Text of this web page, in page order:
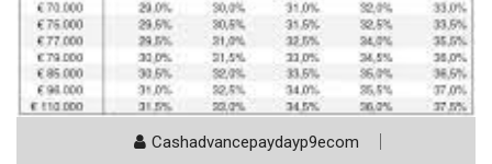
Cashadvancepaydayp9ecom